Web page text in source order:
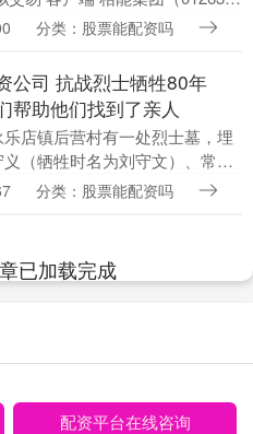
下配资公司，根据公司向新加
分类：股票能配资吗
公司 抗战烈士牺牲80年
帮助他们找到了亲人
店镇后营村有一处烈士墓，埋
（牺牲时名为刘守文）、常贵
三位在抗日战争期间牺牲的烈
分类：股票能配资吗
已加载完成
配资平台在线咨询